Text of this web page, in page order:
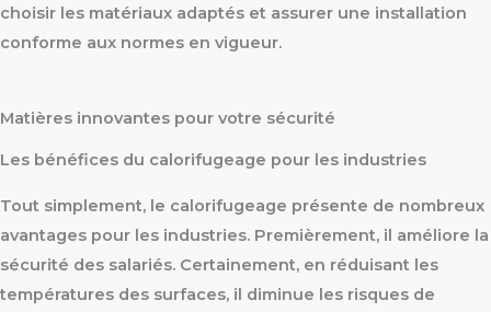
choisir les matériaux adaptés et assurer une installation
conforme aux normes en vigueur.
Matières innovantes pour votre sécurité
Les bénéfices du calorifugeage pour les industries
Tout simplement, le calorifugeage présente de nombreux
avantages pour les industries. Premièrement, il améliore la
sécurité des salariés. Certainement, en réduisant les
températures des surfaces, il diminue les risques de